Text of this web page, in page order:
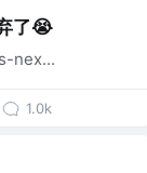
了😭
nex...
1.0k